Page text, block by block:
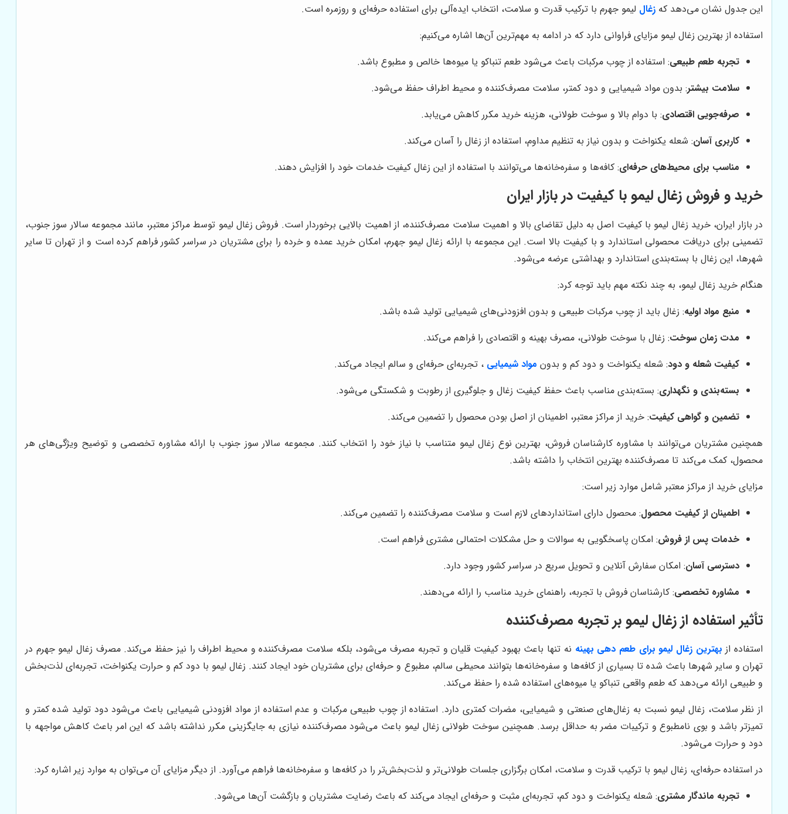
این جدول نشان می‌دهد که زغال لیمو جهرم با ترکیب قدرت و سلامت، انتخاب ایده‌آلی برای استفاده حرفه‌ای و روزمره است.
استفاده از بهترین زغال لیمو مزایای فراوانی دارد که در ادامه به مهم‌ترین آن‌ها اشاره می‌کنیم:
تجربه طعم طبیعی: استفاده از چوب مرکبات باعث می‌شود طعم تنباکو یا میوه‌ها خالص و مطبوع باشد.
سلامت بیشتر: بدون مواد شیمیایی و دود کمتر، سلامت مصرف‌کننده و محیط اطراف حفظ می‌شود.
صرفه‌جویی اقتصادی: با دوام بالا و سوخت طولانی، هزینه خرید مکرر کاهش می‌یابد.
کاربری آسان: شعله یکنواخت و بدون نیاز به تنظیم مداوم، استفاده از زغال را آسان می‌کند.
مناسب برای محیط‌های حرفه‌ای: کافه‌ها و سفره‌خانه‌ها می‌توانند با استفاده از این زغال کیفیت خدمات خود را افزایش دهند.
خرید و فروش زغال لیمو با کیفیت در بازار ایران
در بازار ایران، خرید زغال لیمو با کیفیت اصل به دلیل تقاضای بالا و اهمیت سلامت مصرف‌کننده، از اهمیت بالایی برخوردار است. فروش زغال لیمو توسط مراکز معتبر، مانند مجموعه سالار سوز جنوب،
تضمینی برای دریافت محصولی استاندارد و با کیفیت بالا است. این مجموعه با ارائه زغال لیمو جهرم، امکان خرید عمده و خرده را برای مشتریان در سراسر کشور فراهم کرده است و از تهران تا سایر
شهرها، این زغال با بسته‌بندی استاندارد و بهداشتی عرضه می‌شود.
هنگام خرید زغال لیمو، به چند نکته مهم باید توجه کرد:
منبع مواد اولیه: زغال باید از چوب مرکبات طبیعی و بدون افزودنی‌های شیمیایی تولید شده باشد.
مدت زمان سوخت: زغال با سوخت طولانی، مصرف بهینه و اقتصادی را فراهم می‌کند.
کیفیت شعله و دود: شعله یکنواخت و دود کم و بدون مواد شیمیایی ، تجربه‌ای حرفه‌ای و سالم ایجاد می‌کند.
بسته‌بندی و نگهداری: بسته‌بندی مناسب باعث حفظ کیفیت زغال و جلوگیری از رطوبت و شکستگی می‌شود.
تضمین و گواهی کیفیت: خرید از مراکز معتبر، اطمینان از اصل بودن محصول را تضمین می‌کند.
همچنین مشتریان می‌توانند با مشاوره کارشناسان فروش، بهترین نوع زغال لیمو متناسب با نیاز خود را انتخاب کنند. مجموعه سالار سوز جنوب با ارائه مشاوره تخصصی و توضیح ویژگی‌های هر
محصول، کمک می‌کند تا مصرف‌کننده بهترین انتخاب را داشته باشد.
مزایای خرید از مراکز معتبر شامل موارد زیر است:
اطمینان از کیفیت محصول: محصول دارای استانداردهای لازم است و سلامت مصرف‌کننده را تضمین می‌کند.
خدمات پس از فروش: امکان پاسخگویی به سوالات و حل مشکلات احتمالی مشتری فراهم است.
دسترسی آسان: امکان سفارش آنلاین و تحویل سریع در سراسر کشور وجود دارد.
مشاوره تخصصی: کارشناسان فروش با تجربه، راهنمای خرید مناسب را ارائه می‌دهند.
تأثیر استفاده از زغال لیمو بر تجربه مصرف‌کننده
استفاده از بهترین زغال لیمو برای طعم دهی بهینه نه تنها باعث بهبود کیفیت قلیان و تجربه مصرف می‌شود، بلکه سلامت مصرف‌کننده و محیط اطراف را نیز حفظ می‌کند. مصرف زغال لیمو جهرم در
تهران و سایر شهرها باعث شده تا بسیاری از کافه‌ها و سفره‌خانه‌ها بتوانند محیطی سالم، مطبوع و حرفه‌ای برای مشتریان خود ایجاد کنند. زغال لیمو با دود کم و حرارت یکنواخت، تجربه‌ای لذت‌بخش
و طبیعی ارائه می‌دهد که طعم واقعی تنباکو یا میوه‌های استفاده شده را حفظ می‌کند.
از نظر سلامت، زغال لیمو نسبت به زغال‌های صنعتی و شیمیایی، مضرات کمتری دارد. استفاده از چوب طبیعی مرکبات و عدم استفاده از مواد افزودنی شیمیایی باعث می‌شود دود تولید شده کمتر و
تمیزتر باشد و بوی نامطبوع و ترکیبات مضر به حداقل برسد. همچنین سوخت طولانی زغال لیمو باعث می‌شود مصرف‌کننده نیازی به جایگزینی مکرر نداشته باشد که این امر باعث کاهش مواجهه با
دود و حرارت می‌شود.
در استفاده حرفه‌ای، زغال لیمو با ترکیب قدرت و سلامت، امکان برگزاری جلسات طولانی‌تر و لذت‌بخش‌تر را در کافه‌ها و سفره‌خانه‌ها فراهم می‌آورد. از دیگر مزایای آن می‌توان به موارد زیر اشاره کرد:
تجربه ماندگار مشتری: شعله یکنواخت و دود کم، تجربه‌ای مثبت و حرفه‌ای ایجاد می‌کند که باعث رضایت مشتریان و بازگشت آن‌ها می‌شود.